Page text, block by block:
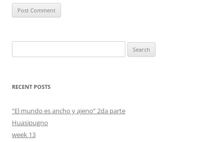
for:
RECENT POSTS
“El mundo es ancho y ajeno” 2da parte
Huasipugno
week 13